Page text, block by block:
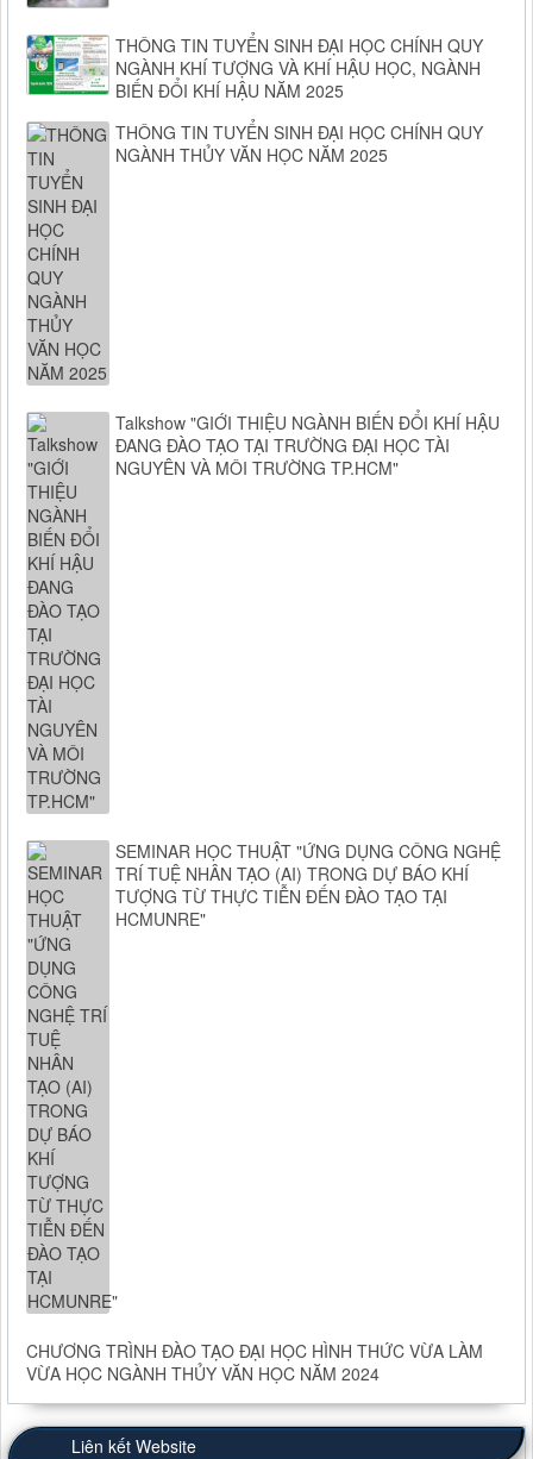
THÔNG TIN TUYỂN SINH ĐẠI HỌC CHÍNH QUY
NGÀNH KHÍ TƯỢNG VÀ KHÍ HẬU HỌC, NGÀNH
BIẾN ĐỔI KHÍ HẬU NĂM 2025
THÔNG TIN TUYỂN SINH ĐẠI HỌC CHÍNH QUY
NGÀNH THỦY VĂN HỌC NĂM 2025
Talkshow "GIỚI THIỆU NGÀNH BIẾN ĐỔI KHÍ HẬU
ĐANG ĐÀO TẠO TẠI TRƯỜNG ĐẠI HỌC TÀI
NGUYÊN VÀ MÔI TRƯỜNG TP.HCM"
SEMINAR HỌC THUẬT "ỨNG DỤNG CÔNG NGHỆ
TRÍ TUỆ NHÂN TẠO (AI) TRONG DỰ BÁO KHÍ
TƯỢNG TỪ THỰC TIỄN ĐẾN ĐÀO TẠO TẠI
HCMUNRE"
CHƯƠNG TRÌNH ĐÀO TẠO ĐẠI HỌC HÌNH THỨC VỪA LÀM
VỪA HỌC NGÀNH THỦY VĂN HỌC NĂM 2024
Liên kết Website